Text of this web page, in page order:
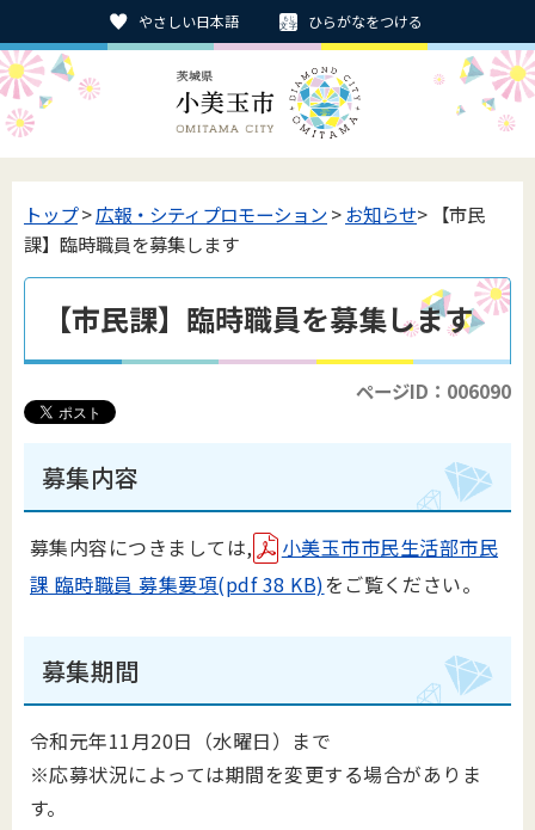
やさしい日本語 ひらがなをつける
トップ>広報・シティプロモーション>お知らせ> 【市民
課】臨時職員を募集します
【市民課】臨時職員を募集します
ページID：006090
募集内容
募集内容につきましては,
小美玉市市民生活部市民
課 臨時職員 募集要項(pdf 38 KB)をご覧ください。
募集期間
令和元年11月20日（水曜日）まで
※応募状況によっては期間を変更する場合がありま
す。